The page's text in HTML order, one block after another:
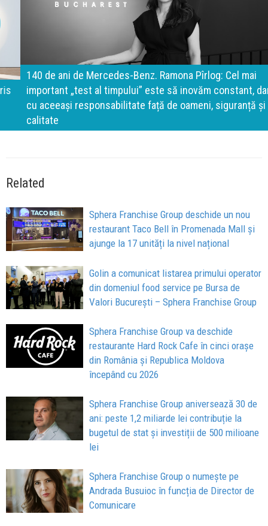
140 de ani de Mercedes-Benz. Ramona Pîrlog: Cel mai
important „test al timpului” este să inovăm constant, dar
cu aceeași responsabilitate față de oameni, siguranță și
calitate
Related
Sphera Franchise Group deschide un nou
restaurant Taco Bell în Promenada Mall și
ajunge la 17 unități la nivel național
Golin a comunicat listarea primului operator
din domeniul food service pe Bursa de
Valori București – Sphera Franchise Group
Sphera Franchise Group va deschide
restaurante Hard Rock Cafe în cinci orașe
din România și Republica Moldova
începând cu 2026
Sphera Franchise Group aniversează 30 de
ani: peste 1,2 miliarde lei contribuție la
bugetul de stat și investiții de 500 milioane
lei
Sphera Franchise Group o numește pe
Andrada Busuioc în funcția de Director de
Comunicare